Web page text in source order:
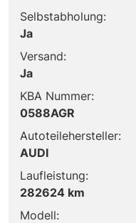
Selbstabholung:
Ja
Versand:
Ja
KBA Nummer:
0588AGR
Autoteilehersteller:
AUDI
Laufleistung:
282624 km
Modell: